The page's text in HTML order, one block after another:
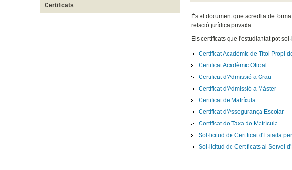
Certificats
És el document que acredita de
relació jurídica privada.
Els certificats que l'estudiantat pot
Certificat Acadèmic de Títol Propi
Certificat Acadèmic Oficial
Certificat d'Admissió a Grau
Certificat d'Admissió a Màster
Certificat de Matrícula
Certificat d'Assegurança Escolar
Certificat de Taxa de Matrícula
Sol·licitud de Certificat d'Estada
Sol·licitud de Certificats al Servei